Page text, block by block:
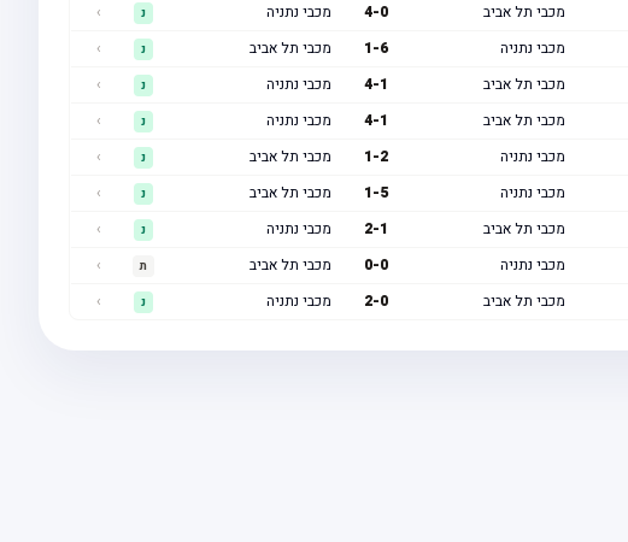
מכבי תל אביב 4-0 מכבי נתניה נ
›
מכבי נתניה 1-6 מכבי תל אביב נ
›
מכבי תל אביב 4-1 מכבי נתניה נ
›
מכבי תל אביב 4-1 מכבי נתניה נ
›
מכבי נתניה 1-2 מכבי תל אביב נ
›
מכבי נתניה 1-5 מכבי תל אביב נ
›
מכבי תל אביב 2-1 מכבי נתניה נ
›
מכבי נתניה 0-0 מכבי תל אביב ת
›
מכבי תל אביב 2-0 מכבי נתניה נ ›